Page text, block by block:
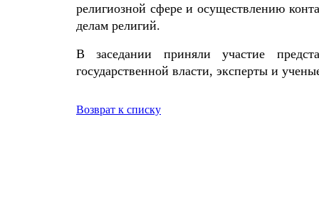
религиозной сфере и осуществлению
делам религий.
В заседании приняли участие
государственной власти, эксперты и
Возврат к списку